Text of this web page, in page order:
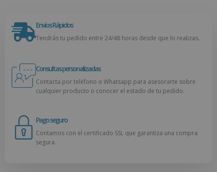
Envíos Rápidos
Tendrás tu pedido entre 24/48 horas desde que lo realizas.
Consultas personalizadas
Contacta por teléfono o Whatsapp para asesorarte sobre
cualquier producto o conocer el estado de tu pedido.
Pago seguro
Contamos con el certificado SSL que garantiza una compra
segura.